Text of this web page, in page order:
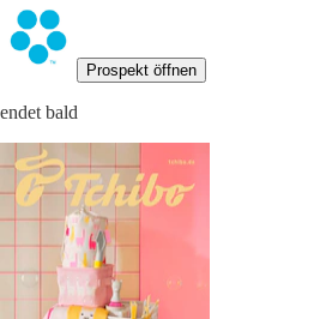
Prospekt öffnen
endet bald